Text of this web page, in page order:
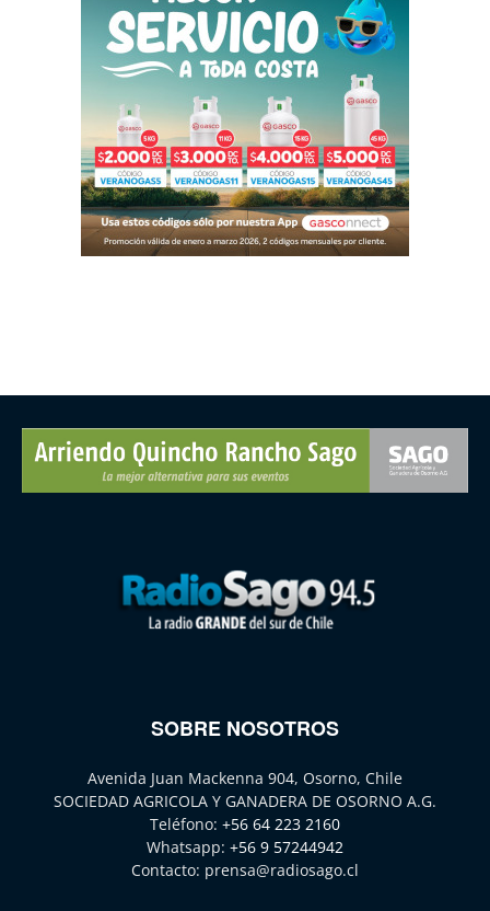
SOBRE NOSOTROS
Avenida Juan Mackenna 904, Osorno, Chile
SOCIEDAD AGRICOLA Y GANADERA DE OSORNO A.G.
Teléfono: +56 64 223 2160
Whatsapp: +56 9 57244942
Contacto: prensa@radiosago.cl